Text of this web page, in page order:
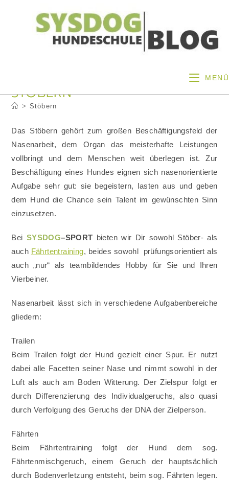
MENÜ
STÖBERN
> Stöbern
Das Stöbern gehört zum großen Beschäftigungsfeld der
Nasenarbeit, dem Organ das meisterhafte Leistungen
vollbringt und dem Menschen weit überlegen ist. Zur
Beschäftigung eines Hundes eignen sich nasenorientierte
Aufgabe sehr gut: sie begeistern, lasten aus und geben
dem Hund die Chance sein Talent im gewünschten Sinn
einzusetzen.
Bei SYSDOG–SPORT bieten wir Dir sowohl Stöber- als
auch Fährtentraining, beides sowohl prüfungsorientiert als
auch „nur“ als teambildendes Hobby für Sie und Ihren
Vierbeiner.
Nasenarbeit lässt sich in verschiedene Aufgabenbereiche
gliedern:
Trailen
Beim Trailen folgt der Hund gezielt einer Spur. Er nutzt
dabei alle Facetten seiner Nase und nimmt sowohl in der
Luft als auch am Boden Witterung. Der Zielspur folgt er
durch Differenzierung des Individualgeruchs, also quasi
durch Verfolgung des Geruchs der DNA der Zielperson.
Fährten
Beim Fährtentraining folgt der Hund dem sog.
Fährtenmischgeruch, einem Geruch der hauptsächlich
durch Bodenverletzung entsteht, beim sog. Fährten legen.